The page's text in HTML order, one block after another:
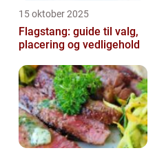
15 oktober 2025
Flagstang: guide til valg,
placering og vedligehold